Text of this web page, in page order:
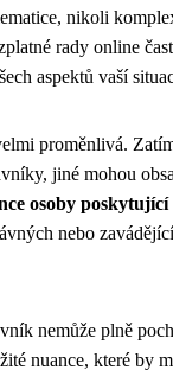
nikoli
rady online
aspektů vaší
proměnlivá.
jiné mohou
osoby
nebo
nemůže plně
nuance, které by